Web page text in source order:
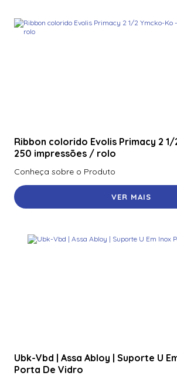
Ribbon colorido Evolis Primacy 2
250 impressões / rolo
Conheça sobre o Produto
VER MAIS
Ubk-Vbd | Assa Abloy | Suporte U
Porta De Vidro